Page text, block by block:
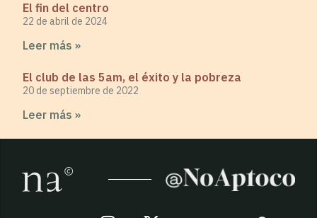
El fin del centro
22 de abril de 2024
Leer más »
El club de las 5am, el éxito y la pobreza
20 de septiembre de 2022
Leer más »